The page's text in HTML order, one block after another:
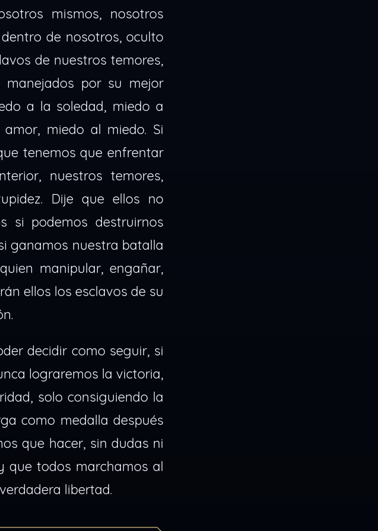
mismos, nosotros
de nosotros, oculto
de nuestros temores,
manejados por su mejor
a la soledad, miedo a
miedo al miedo. Si
tenemos que enfrentar
nuestros temores,
Dije que ellos no
si podemos destruirnos
ganamos nuestra batalla
manipular, engañar,
ellos los esclavos de su
decidir como seguir, si
lograremos la victoria,
solo consiguiendo la
como medalla después
que hacer, sin dudas ni
que todos marchamos al
libertad.